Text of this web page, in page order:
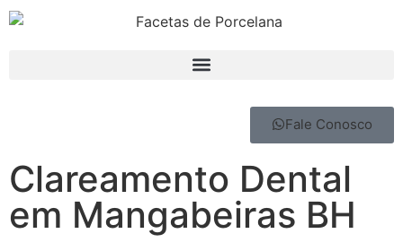
Fale Conosco
Clareamento Dental
em Mangabeiras BH